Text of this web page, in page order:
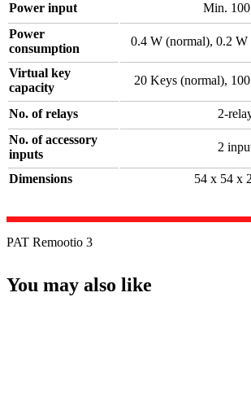
Power input
Min.
Power
consumption
0.4 W (normal), 0.2
Virtual key
capacity
20 Keys (normal),
No. of relays
2-
No. of accessory
inputs
2
Dimensions 54 x 54 x
PAT Remootio 3
You may also like